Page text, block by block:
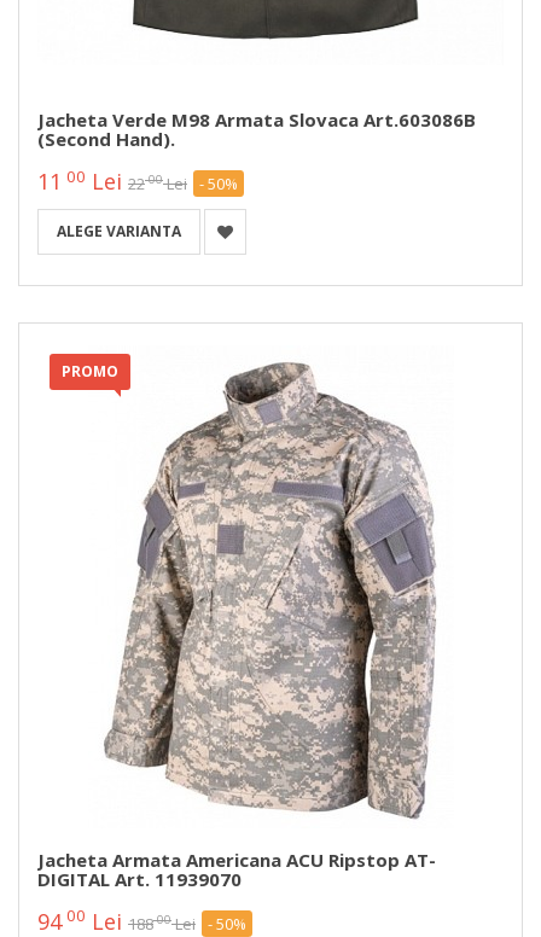
Jacheta Verde M98 Armata Slovaca Art.603086B
(second Hand).
11 00 Lei 2200 Lei - 50%
ALEGE VARIANTA
PROMO
Jacheta Armata Americana ACU Ripstop AT-
DIGITAL Art. 11939070
94 00 Lei 18800 Lei - 50%